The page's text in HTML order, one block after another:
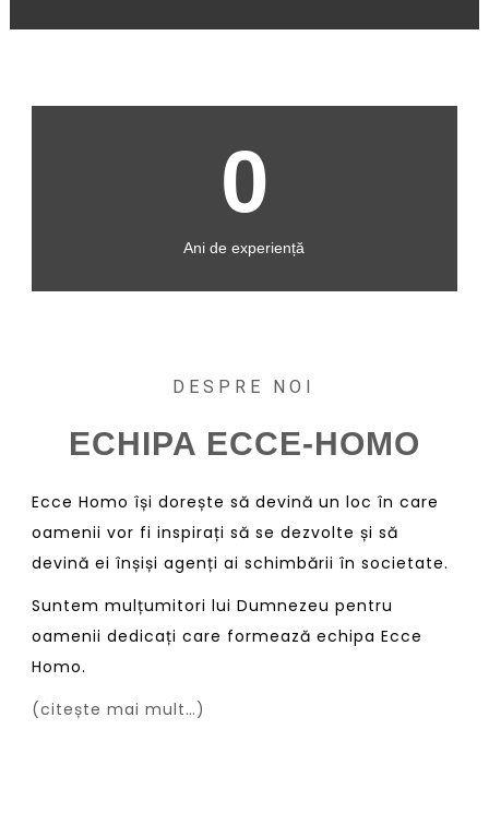
Ani de experiență
0
DESPRE NOI
ECHIPA ECCE-HOMO
Ecce Homo își dorește să devină un loc în care
oamenii vor fi inspirați să se dezvolte și să
devină ei înșiși agenți ai schimbării în societate.
Suntem mulțumitori lui Dumnezeu pentru
oamenii dedicați care formează echipa Ecce
Homo.
(citește mai mult…)